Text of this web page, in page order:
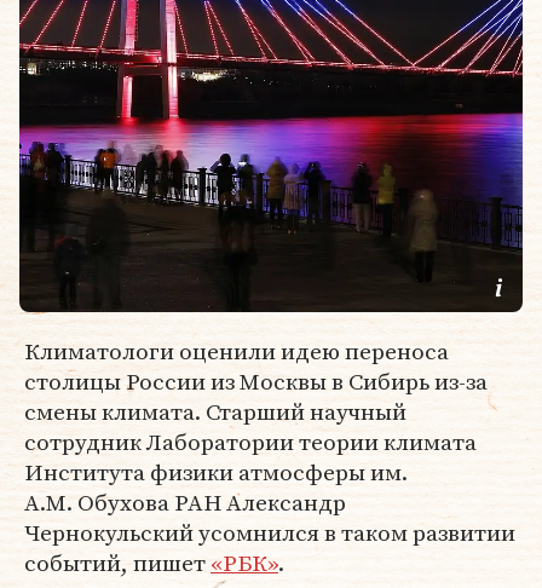
Климатологи оценили идею переноса
столицы России из Москвы в Сибирь из-за
смены климата. Старший научный
сотрудник Лаборатории теории климата
Института физики атмосферы им.
А.М. Обухова РАН Александр
Чернокульский усомнился в таком развитии
событий, пишет«РБК».